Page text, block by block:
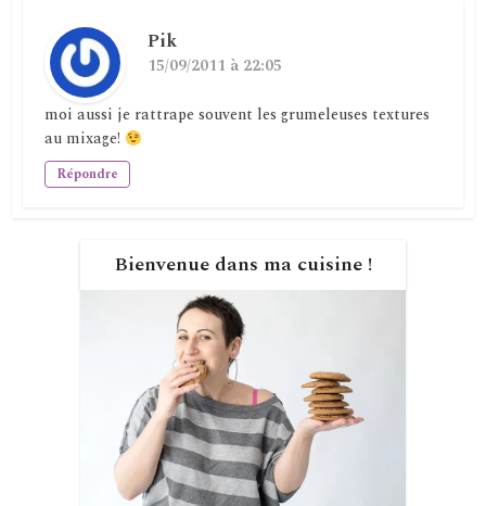
Pik
15/09/2011 à 22:05
moi aussi je rattrape souvent les grumeleuses textures
au mixage!
Répondre
Bienvenue dans ma cuisine !